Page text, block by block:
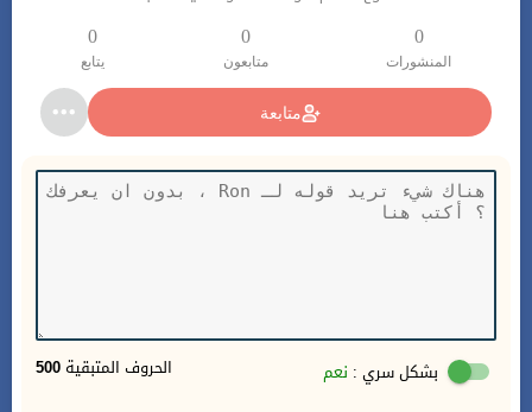
0
المنشورات
0
متابعون
0
يتابع
متابعة
500 الحروف المتبقية بشكل سري : نعم